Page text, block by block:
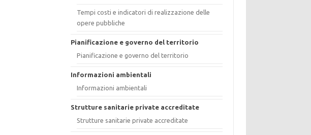
Tempi costi e indicatori di realizzazione delle
opere pubbliche
Pianificazione e governo del territorio
Pianificazione e governo del territorio
Informazioni ambientali
Informazioni ambientali
Strutture sanitarie private accreditate
Strutture sanitarie private accreditate